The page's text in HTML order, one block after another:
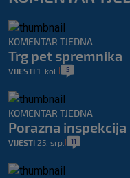
KOMENTAR TJEDNA
Trg pet spremnika
VIJESTI 1. kol. 5
KOMENTAR TJEDNA
Porazna inspekcija
VIJESTI 25. srp. 11